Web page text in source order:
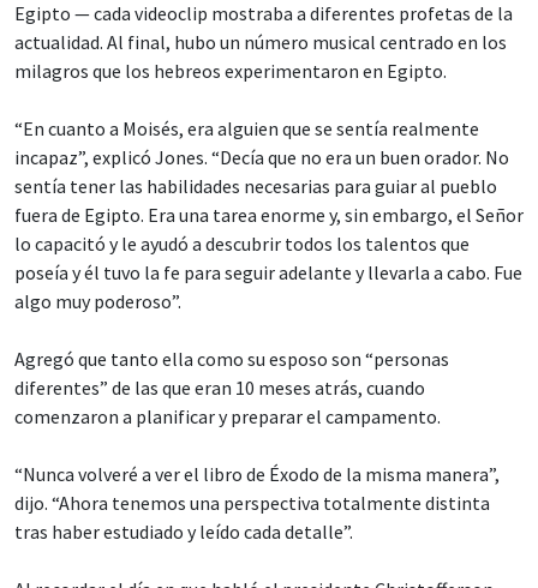
Egipto — cada videoclip mostraba a diferentes profetas de la
actualidad. Al final, hubo un número musical centrado en los
milagros que los hebreos experimentaron en Egipto.
“En cuanto a Moisés, era alguien que se sentía realmente
incapaz”, explicó Jones. “Decía que no era un buen orador. No
sentía tener las habilidades necesarias para guiar al pueblo
fuera de Egipto. Era una tarea enorme y, sin embargo, el Señor
lo capacitó y le ayudó a descubrir todos los talentos que
poseía y él tuvo la fe para seguir adelante y llevarla a cabo. Fue
algo muy poderoso”.
Agregó que tanto ella como su esposo son “personas
diferentes” de las que eran 10 meses atrás, cuando
comenzaron a planificar y preparar el campamento.
“Nunca volveré a ver el libro de Éxodo de la misma manera”,
dijo. “Ahora tenemos una perspectiva totalmente distinta
tras haber estudiado y leído cada detalle”.